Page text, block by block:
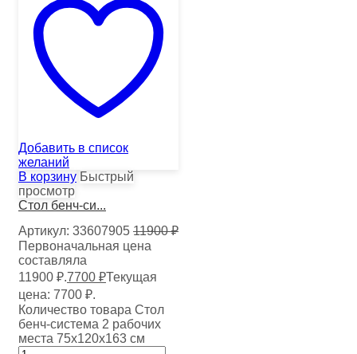
Добавить в список
желаний
В корзину Быстрый
просмотр
Стол бенч-си...
Артикул: 33607905 11900₽
Первоначальная цена
составляла
11900 ₽.7700 ₽Текущая
цена: 7700 ₽.
Количество товара Стол
бенч-система 2 рабочих
места 75х120х163 см